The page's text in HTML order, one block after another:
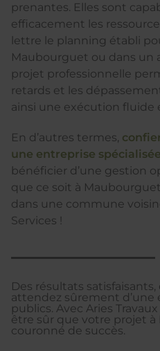
prenantes. Elles sont
efficacement les
lettre le planning établi
Maubourguet ou dans un
projet professionnelle
retards et les
ainsi une exécution fluide
En d’autres termes,
une entreprise spécialisée
bénéficier d’une gestion
que ce soit à
dans une commune
Services !
Des résultats satisfaisants,
attendez sûrement d’une
publics. Avec Aries
être sûr que votre projet à
couronné de succès.